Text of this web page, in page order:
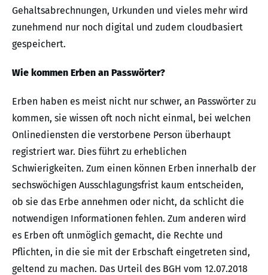
Gehaltsabrechnungen, Urkunden und vieles mehr wird
zunehmend nur noch digital und zudem cloudbasiert
gespeichert.
Wie kommen Erben an Passwörter?
Erben haben es meist nicht nur schwer, an Passwörter zu
kommen, sie wissen oft noch nicht einmal, bei welchen
Onlinediensten die verstorbene Person überhaupt
registriert war. Dies führt zu erheblichen
Schwierigkeiten. Zum einen können Erben innerhalb der
sechswöchigen Ausschlagungsfrist kaum entscheiden,
ob sie das Erbe annehmen oder nicht, da schlicht die
notwendigen Informationen fehlen. Zum anderen wird
es Erben oft unmöglich gemacht, die Rechte und
Pflichten, in die sie mit der Erbschaft eingetreten sind,
geltend zu machen. Das Urteil des BGH vom 12.07.2018